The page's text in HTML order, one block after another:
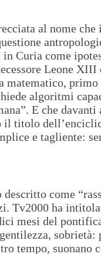
al nome che
Curia come
Leone
matematico,
algoritmi
E che
titolo
e tagliente:
come
Tv2000 ha
mesi del
sobrietà:
tempo, suonano